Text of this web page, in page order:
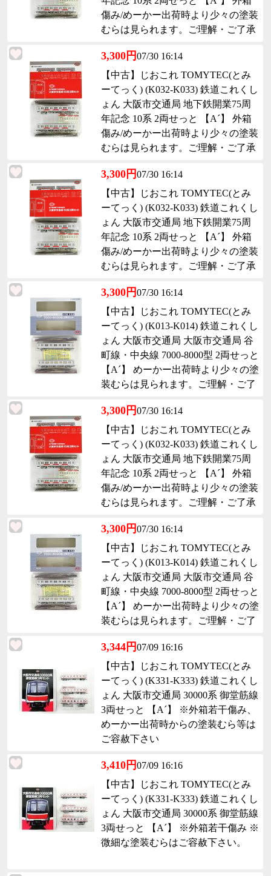
傷み/めーかー出荷時より少々の塗装
むらは見られます。ご理解・ご了承
3,300円07/30 16:14
【中古】じおこれ TOMYTEC(とみ
ーてっく) (K032-K033) 鉄道これくし
ょん 大阪市交通局 地下鉄開業75周
年記念 10系 2両せっと 【A´】 外箱
傷み/めーかー出荷時より少々の塗装
むらは見られます。ご理解・ご了承
3,300円07/30 16:14
【中古】じおこれ TOMYTEC(とみ
ーてっく) (K032-K033) 鉄道これくし
ょん 大阪市交通局 地下鉄開業75周
年記念 10系 2両せっと 【A´】 外箱
傷み/めーかー出荷時より少々の塗装
むらは見られます。ご理解・ご了承
3,300円07/30 16:14
【中古】じおこれ TOMYTEC(とみ
ーてっく) (K013-K014) 鉄道これくし
ょん 大阪市交通局 大阪市交通局 谷
町線・中央線 7000-8000型 2両せっと
【A´】 めーかー出荷時より少々の塗
装むらは見られます。ご理解・ご了
3,300円07/30 16:14
【中古】じおこれ TOMYTEC(とみ
ーてっく) (K032-K033) 鉄道これくし
ょん 大阪市交通局 地下鉄開業75周
年記念 10系 2両せっと 【A´】 外箱
傷み/めーかー出荷時より少々の塗装
むらは見られます。ご理解・ご了承
3,300円07/30 16:14
【中古】じおこれ TOMYTEC(とみ
ーてっく) (K013-K014) 鉄道これくし
ょん 大阪市交通局 大阪市交通局 谷
町線・中央線 7000-8000型 2両せっと
【A´】 めーかー出荷時より少々の塗
装むらは見られます。ご理解・ご了
3,344円07/09 16:16
【中古】じおこれ TOMYTEC(とみ
ーてっく) (K331-K333) 鉄道これくし
ょん 大阪市交通局 30000系 御堂筋線
3両せっと 【A´】 ※外箱若干傷み、
めーかー出荷時からの塗装むら等は
ご容赦下さい
3,410円07/09 16:16
【中古】じおこれ TOMYTEC(とみ
ーてっく) (K331-K333) 鉄道これくし
ょん 大阪市交通局 30000系 御堂筋線
3両せっと 【A´】 ※外箱若干傷み ※
微細な塗装むらはご容赦下さい。